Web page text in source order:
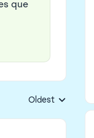
que
Replies sorted by
Oldest